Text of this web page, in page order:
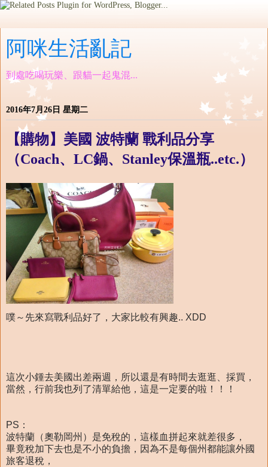
阿咪生活亂記
到處吃喝玩樂、跟貓一起鬼混...
2016年7月26日 星期二
【購物】美國 波特蘭 戰利品分享
（Coach、LC鍋、Stanley保溫瓶..etc.）
噗～先來寫戰利品好了，大家比較有興趣.. XDD
這次小鍾去美國出差兩週，所以還是有時間去逛逛、採買，
當然，行前我也列了清單給他，這是一定要的啦！！！
PS：
波特蘭（奧勒岡州）是免稅的，這樣血拼起來就差很多，
畢竟稅加下去也是不小的負擔，因為不是每個州都能讓外國
旅客退稅，